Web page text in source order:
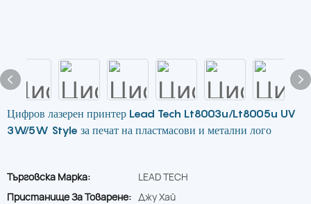
Цифров лазерен принтер Lead Tech Lt8003u/Lt8005u UV
3W/5W Style за печат на пластмасови и метални лого
Търговска Марка:
LEAD TECH
Пристанище За Товарене: Джу Хай